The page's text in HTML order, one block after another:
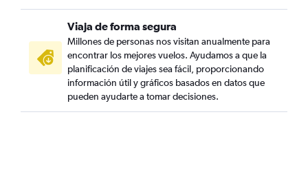
Viaja de forma segura
Millones de personas nos visitan anualmente para
encontrar los mejores vuelos. Ayudamos a que la
planificación de viajes sea fácil, proporcionando
información útil y gráficos basados en datos que
pueden ayudarte a tomar decisiones.